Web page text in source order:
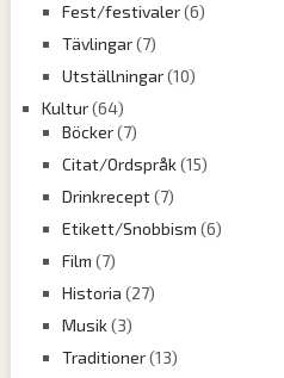
Fest/festivaler(6)
Tävlingar(7)
Utställningar(10)
Kultur(64)
Böcker(7)
Citat/Ordspråk(15)
Drinkrecept(7)
Etikett/Snobbism (6)
Film (7)
Historia (27)
Musik(3)
Traditioner(13)